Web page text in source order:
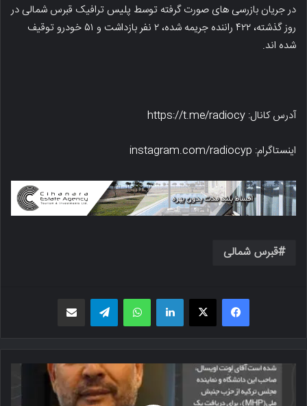
در جریان بازرسی های صورت گرفته توسط پلیس ترافیک قبرس شمالی در
روز گذشته، ۴۲۲ راننده جریمه شده، ۲ نفر بازداشت و ۵۱ خودرو توقیف
شده اند.
آدرس کانال: https://t.me/radiocy
اینستاگرام: instagram.com/radiocyp
قبرس شمالی
فیسبوک X لینکدین واتس اپ